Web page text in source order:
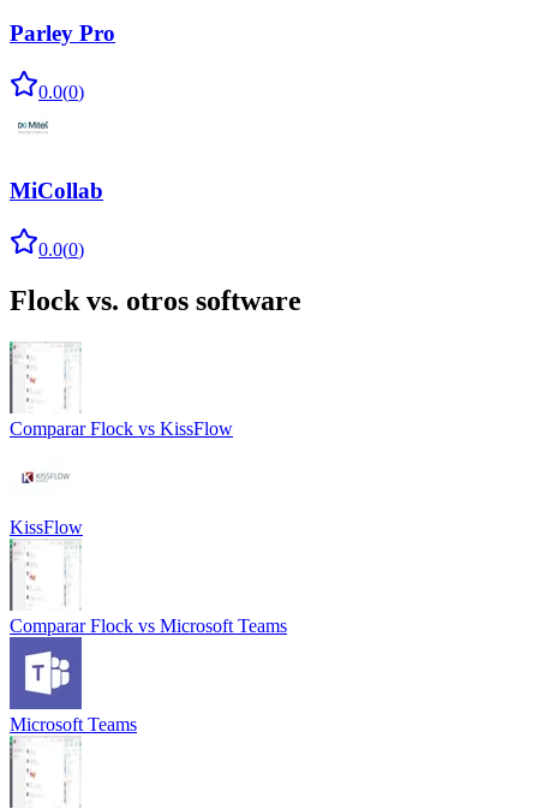
Parley Pro
0.0(0)
MiCollab
0.0(0)
Flock vs. otros software
Comparar Flock vs KissFlow
KissFlow
Comparar Flock vs Microsoft Teams
Microsoft Teams